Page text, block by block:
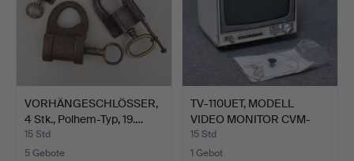
VORHÄNGESCHLÖSSER,
4 Stk., Polhem-Typ, 19.…
15 Std
5 Gebote
TV-110UET, MODELL
VIDEO MONITOR CVM-
110UET…
15 Std
1 Gebot